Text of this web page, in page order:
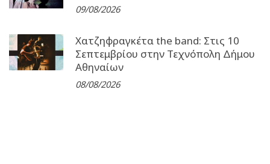
09/08/2026
Χατζηφραγκέτα the band: Στις 10
Σεπτεμβρίου στην Τεχνόπολη Δήμου
Αθηναίων
08/08/2026